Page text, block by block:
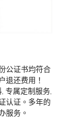
公证书均符合
退还费用！
专属定制服务,
认证。多年的
服务。